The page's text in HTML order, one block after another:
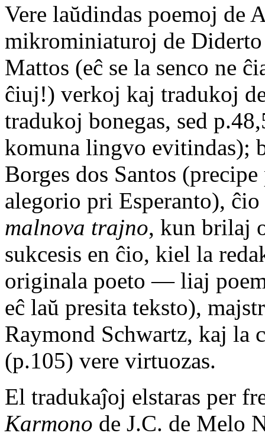
Vere laŭdindas poemoj de
mikrominiaturoj de
Mattos (eĉ se la senco ne
ĉiuj!) verkoj kaj tradukoj
tradukoj bonegas, sed
komuna lingvo evitindas);
Borges dos Santos
alegorio pri Esperanto),
malnova trajno, kun brilaj
sukcesis en ĉio, kiel la
originala poeto — liaj
eĉ laŭ presita teksto),
Raymond Schwartz, kaj la
(p.105) vere virtuozas.
El tradukaĵoj elstaras per
Karmono de J.C. de Melo